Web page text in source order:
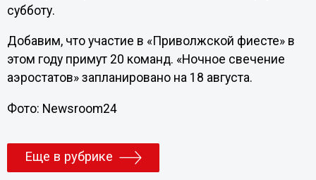
субботу.
Добавим, что участие в «Приволжской фиесте» в
этом году примут 20 команд. «Ночное свечение
аэростатов» запланировано на 18 августа.
Фото: Newsroom24
Еще в рубрике